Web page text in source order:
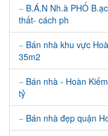
B.Á.N Nh.à PHỐ
thất- cách ph
Bán nhà khu vực
35m2
Bán nhà - Hoàn
tỷ
Bán nhà đẹp quận